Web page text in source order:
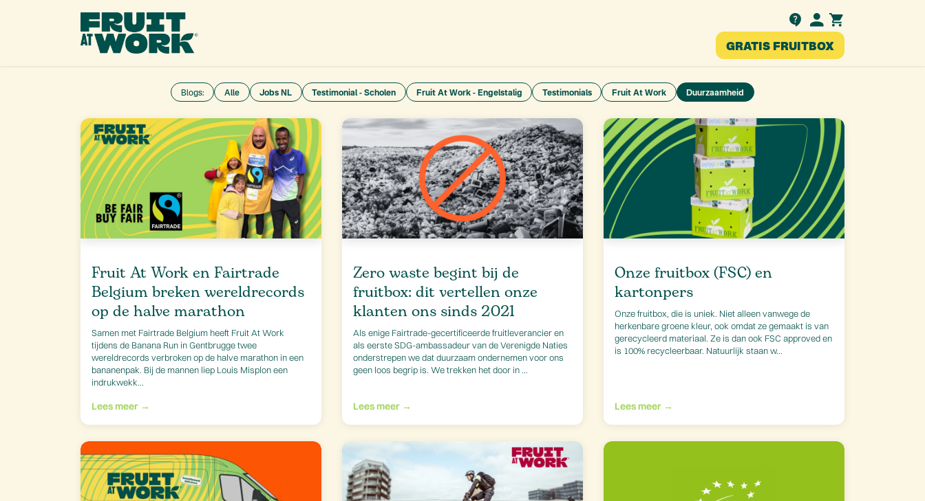
GRATIS FRUITBOX
Blogs: Alle Jobs NL Testimonial - Scholen Fruit At Work - Engelstalig Testimonials Fruit At Work Duurzaamheid
Fruit At Work en Fairtrade
Belgium breken wereldrecords
op de halve marathon
Samen met Fairtrade Belgium heeft Fruit At Work
tijdens de Banana Run in Gentbrugge twee
wereldrecords verbroken op de halve marathon in een
bananenpak. Bij de mannen liep Louis Misplon een
indrukwekk...
Lees meer →
Zero waste begint bij de
fruitbox: dit vertellen onze
klanten ons sinds 2021
Als enige Fairtrade-gecertificeerde fruitleverancier en
als eerste SDG-ambassadeur van de Verenigde Naties
onderstrepen we dat duurzaam ondernemen voor ons
geen loos begrip is. We trekken het door in ...
Lees meer →
Onze fruitbox (FSC) en
kartonpers
Onze fruitbox, die is uniek. Niet alleen vanwege de
herkenbare groene kleur, ook omdat ze gemaakt is van
gerecycleerd materiaal. Ze is dan ook FSC approved en
is 100% recycleerbaar. Natuurlijk staan w...
Lees meer →